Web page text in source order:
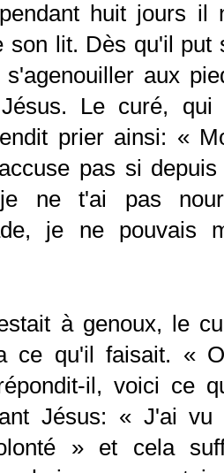
huit jours il
son lit. Dès qu'il put
s'agenouiller aux
Le curé, qui
prier ainsi: «
pas si
je ne t'ai pas
je ne pouvais
à genoux, le
ce qu'il faisait. «
il, voici ce
Jésus: « J'ai vu
» et cela